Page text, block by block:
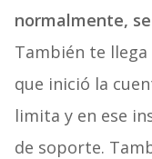
normalmente,
También te
que inició la
limita y en ese
de soporte.